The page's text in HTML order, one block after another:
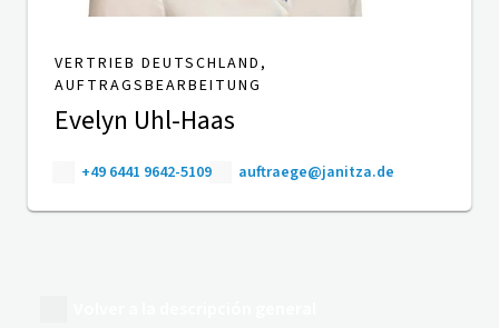
VERTRIEB DEUTSCHLAND,
AUFTRAGSBEARBEITUNG
Evelyn Uhl-Haas
+49 6441 9642-5109 auftraege@janitza.de